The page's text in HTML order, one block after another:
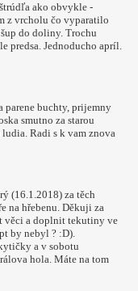
ako obvykle -
z vrcholu čo vyparatilo
do doliny. Trochu
predsa. Jednoducho apríl.
parene buchty, prijemny
smutno za starou
Radi s k vam znova
(16.1.2018) za těch
na hřebenu. Děkuji za
věci a doplnit tekutiny ve
by nebyl ? :D).
a v sobotu
hola. Máte na tom